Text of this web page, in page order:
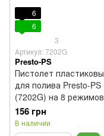
6
6
3
Артикул: 7202G
Presto-PS
Пистолет
для полива Presto-PS
(7202G) на 8 режимов
156 грн
В наличии